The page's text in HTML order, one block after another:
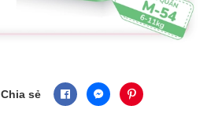
Chia sẻ